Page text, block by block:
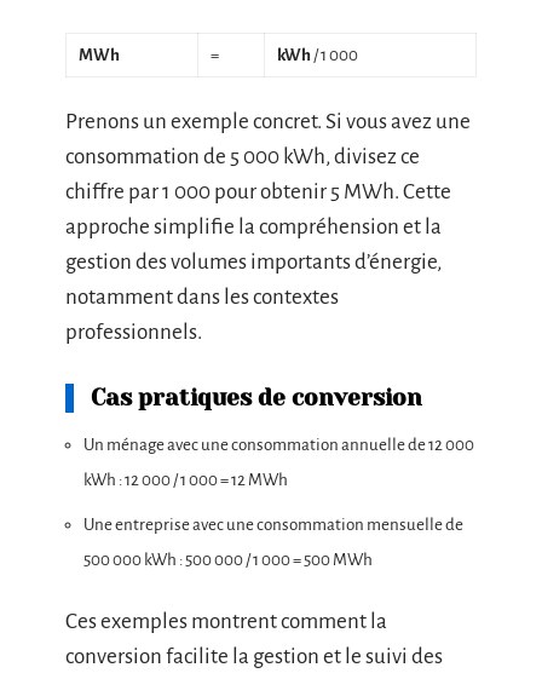
MWh = kWh / 1 000
Prenons un exemple concret. Si vous avez une
consommation de 5 000 kWh, divisez ce
chiffre par 1 000 pour obtenir 5 MWh. Cette
approche simplifie la compréhension et la
gestion des volumes importants d’énergie,
notamment dans les contextes
professionnels.
Cas pratiques de conversion
Un ménage avec une consommation annuelle de 12 000
kWh : 12 000 / 1 000 = 12 MWh
Une entreprise avec une consommation mensuelle de
500 000 kWh : 500 000 / 1 000 = 500 MWh
Ces exemples montrent comment la
conversion facilite la gestion et le suivi des